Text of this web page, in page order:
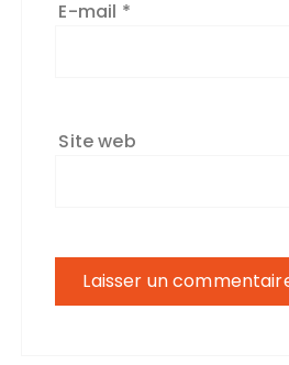
E-mail *
Site web